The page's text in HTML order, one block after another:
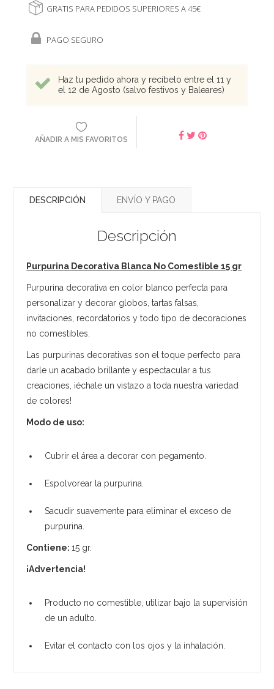
GRATIS PARA PEDIDOS SUPERIORES A 45€
PAGO SEGURO
Haz tu pedido ahora y recíbelo entre el 11 y
el 12 de Agosto (salvo festivos y Baleares)
AÑADIR A MIS FAVORITOS
DESCRIPCIÓN ENVÍO Y PAGO
Descripción
Purpurina Decorativa Blanca No Comestible 15 gr
Purpurina decorativa en color blanco perfecta para
personalizar y decorar globos, tartas falsas,
invitaciones, recordatorios y todo tipo de decoraciones
no comestibles.
Las purpurinas decorativas son el toque perfecto para
darle un acabado brillante y espectacular a tus
creaciones, ¡échale un vistazo a toda nuestra variedad
de colores!
Modo de uso:
Cubrir el área a decorar con pegamento.
Espolvorear la purpurina.
Sacudir suavemente para eliminar el exceso de
purpurina.
Contiene:15 gr.
¡Advertencia!
Producto no comestible, utilizar bajo la supervisión
de un adulto.
Evitar el contacto con los ojos y la inhalación.